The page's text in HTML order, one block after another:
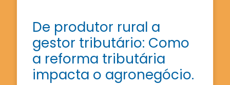
De produtor rural a
gestor tributário: Como
a reforma tributária
impacta o agronegócio.